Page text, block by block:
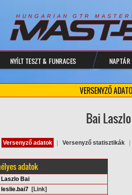
H U N G A R I A N G T R M A S T E R
NYÍLT TESZT & FUNRACES NAPTÁR
VERSENYZŐ
Bai Laszlo
Versenyző adatok Versenyző statisztikák
adatok
Laszlo Bai
leslie.bai7 [Link]